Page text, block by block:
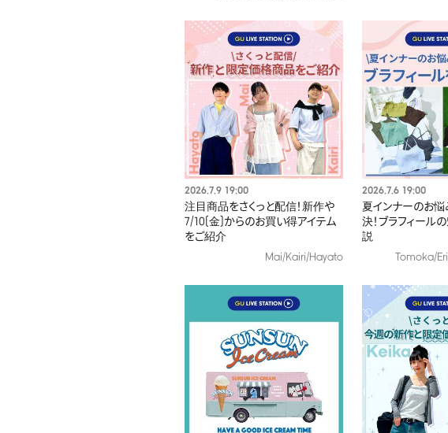
2026.7.9 19:00
注目商品をさくっと配信！新作や
7/10(金)からのお買い得アイテム
をご紹介
Mai/Kairi/Hayato
2026.7.6 19:00
夏インナーのお
決！ブラフィール
説
Tomoka/